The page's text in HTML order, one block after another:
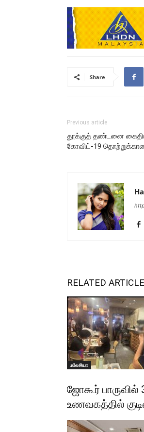
Share
Previous article
தூக்குத் தண்டனை
கோவிட்-19
RELATED
மலேசியா
ஜோகூர்
உணவகத்தில்